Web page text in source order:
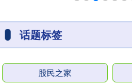
话题标签
股民之家